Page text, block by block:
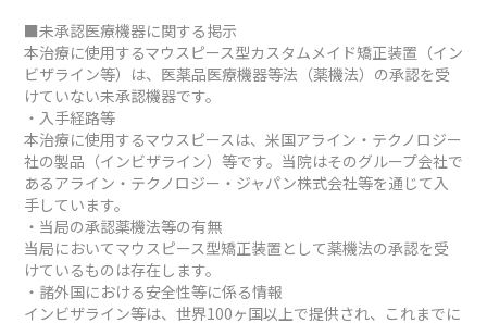
■未承認医療機器に関する掲示
本治療に使用するマウスピース型カスタムメイド矯正装置（イン
ビザライン等）は、医薬品医療機器等法（薬機法）の承認を受
けていない未承認機器です。
・入手経路等
本治療に使用するマウスピースは、米国アライン・テクノロジー
社の製品（インビザライン）等です。当院はそのグループ会社で
あるアライン・テクノロジー・ジャパン株式会社等を通じて入
手しています。
・当局の承認薬機法等の有無
当局においてマウスピース型矯正装置として薬機法の承認を受
けているものは存在します。
・諸外国における安全性等に係る情報
インビザライン等は、世界100ヶ国以上で提供され、これまでに